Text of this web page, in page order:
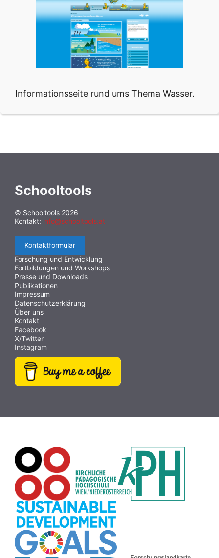
Informationsseite rund ums Thema Wasser.
Schooltools
© Schooltools 2026
Kontakt: info@schooltools.at
Kontaktformular
Forschung und Entwicklung
Fortbildungen und Workshops
Presse und Downloads
Publikationen
Impressum
Datenschutzerklärung
Über uns
Kontakt
Facebook
X/Twitter
Instagram